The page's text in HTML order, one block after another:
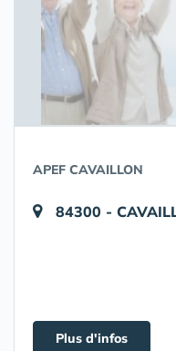
APEF CAVAILLON
84300 -
Plus d'infos